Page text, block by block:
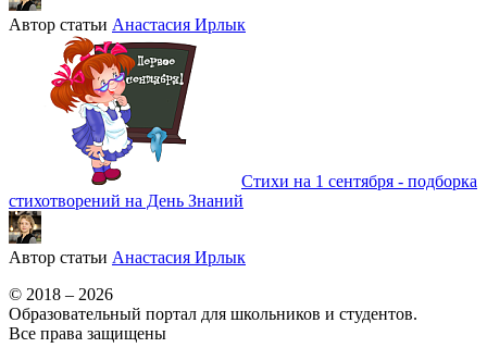
Автор статьи Анастасия Ирлык
Стихи на 1 сентября - подборка
стихотворений на День Знаний
Автор статьи Анастасия Ирлык
© 2018 – 2026
Образовательный портал для школьников и студентов.
Все права защищены